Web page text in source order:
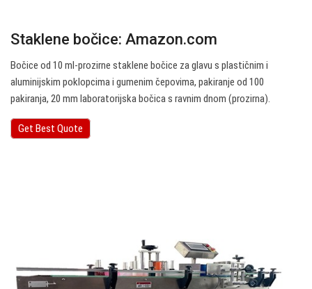
Staklene bočice: Amazon.com
Bočice od 10 ml-prozirne staklene bočice za glavu s plastičnim i
aluminijskim poklopcima i gumenim čepovima, pakiranje od 100
pakiranja, 20 mm laboratorijska bočica s ravnim dnom (prozirna).
Get Best Quote